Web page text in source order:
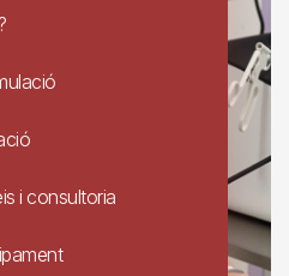
i consultoria